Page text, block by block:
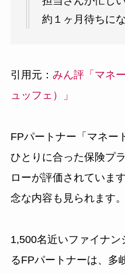
約１ヶ月待ちに
引用元： みん評「マネ
ュッフェ）」
FPパートナー「マネー
ひとりに合った保険プ
ローが評価されていま
念な内容も見られます。
1,500名近いファイナ
るFPパートナーは、多